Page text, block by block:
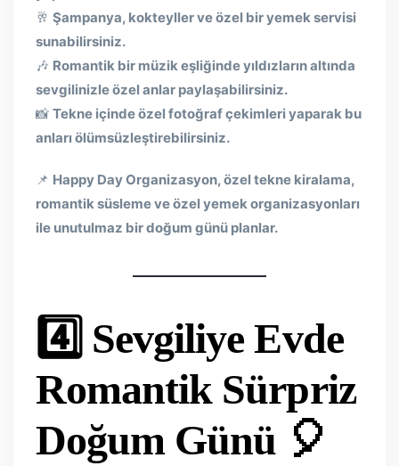
🥂 Şampanya, kokteyller ve özel bir yemek servisi
sunabilirsiniz.
🎶 Romantik bir müzik eşliğinde yıldızların altında
sevgilinizle özel anlar paylaşabilirsiniz.
📸 Tekne içinde özel fotoğraf çekimleri yaparak bu
anları ölümsüzleştirebilirsiniz.
📌 Happy Day Organizasyon, özel tekne kiralama,
romantik süsleme ve özel yemek organizasyonları
ile unutulmaz bir doğum günü planlar.
4️⃣ Sevgiliye Evde
Romantik Sürpriz
Doğum Günü 🎈